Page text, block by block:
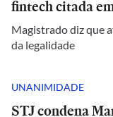
fintech citada
Magistrado diz que
da legalidade
UNANIMIDADE
STJ condena